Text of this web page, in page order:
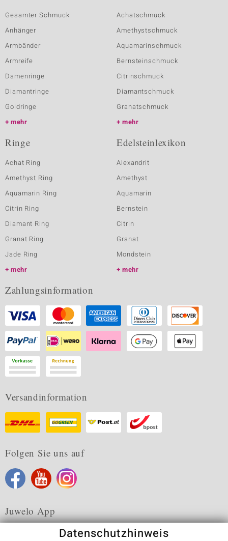
Gesamter Schmuck
Anhänger
Armbänder
Armreife
Damenringe
Diamantringe
Goldringe
mehr
Achatschmuck
Amethystschmuck
Aquamarinschmuck
Bernsteinschmuck
Citrinschmuck
Diamantschmuck
Granatschmuck
mehr
Ringe
Achat Ring
Amethyst Ring
Aquamarin Ring
Citrin Ring
Diamant Ring
Granat Ring
Jade Ring
mehr
Edelsteinlexikon
Alexandrit
Amethyst
Aquamarin
Bernstein
Citrin
Granat
Mondstein
mehr
Zahlungsinformation
Versandinformation
Folgen Sie uns auf
Juwelo App
Datenschutzhinweis